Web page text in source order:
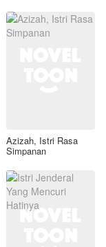
Azizah, Istri Rasa
Simpanan